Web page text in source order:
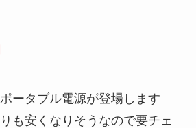
ータブル電源が登場します
も安くなりそうなので要チェ